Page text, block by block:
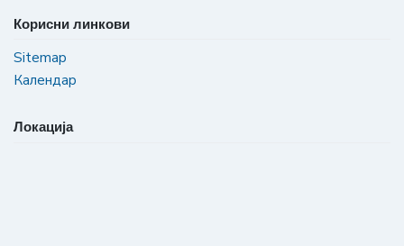
Корисни линкови
Sitemap
Календар
Локација